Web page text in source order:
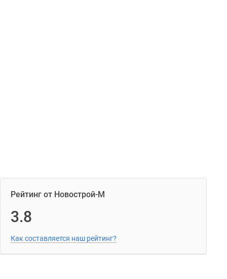
Рейтинг от Новострой-М
3.8
Как составляется наш рейтинг?